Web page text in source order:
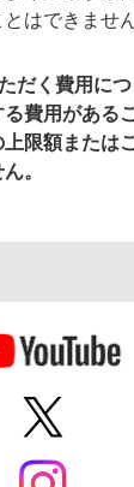
はできません
だく費用につ
費用がある
限額または
。